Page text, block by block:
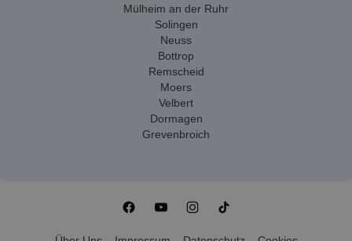
Mülheim an der Ruhr
Solingen
Neuss
Bottrop
Remscheid
Moers
Velbert
Dormagen
Grevenbroich